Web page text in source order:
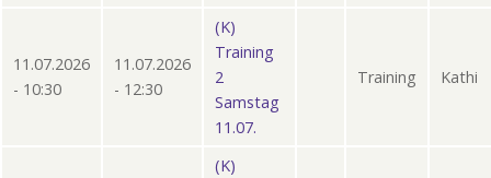
11.07.2026
- 10:30
11.07.2026
- 12:30
(K)
Training
2
Samstag
11.07.
Training Kathi
(K)